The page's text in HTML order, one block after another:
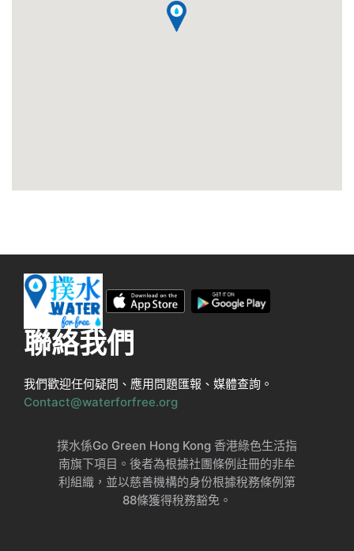
聯絡我們
我們歡迎任何疑問、應用問題匯報、媒體查詢。
Contact@waterforfree.org
撲水係Go Green Hong Kong 香港綠色生活指
南旗下項目。後者為根據社團條例註冊的非牟
利組織，並以慈善機構的身份根據稅務條例第
88條獲得稅務豁免。